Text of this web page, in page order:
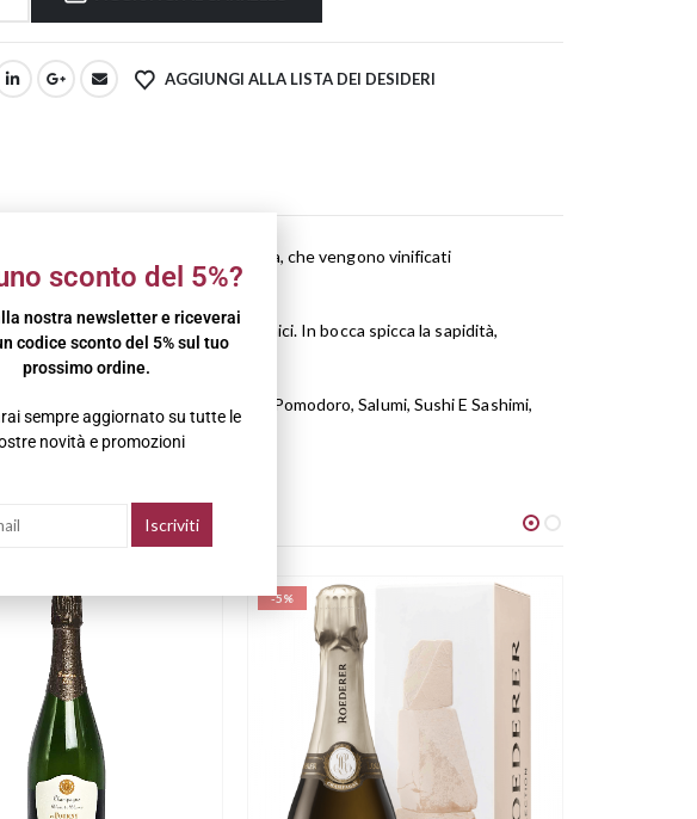
AGGIUNGI ALLA LISTA DEI DESIDERI
cru storici dell’azienda Monterossa, che vengono vinificati
bianco, con toni minerali e balsamici. In bocca spicca la sapidità,
Griglia, Risotto Di Pesce Con Pomodoro, Salumi, Sushi E Sashimi,
-5%
sconto del 5%?
nostra newsletter e riceverai
codice sconto del 5% sul tuo
prossimo ordine.
sempre aggiornato su tutte le
novità e promozioni